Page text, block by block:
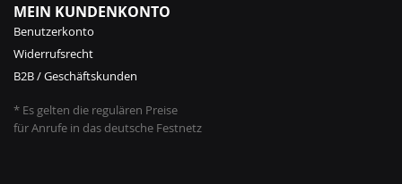
MEIN KUNDENKONTO
Benutzerkonto
Widerrufsrecht
B2B / Geschäftskunden
* Es gelten die regulären Preise
für Anrufe in das deutsche Festnetz